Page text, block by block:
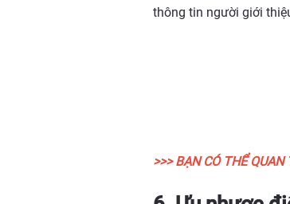
thông tin người giới
>>> BẠN CÓ THỂ QUAN